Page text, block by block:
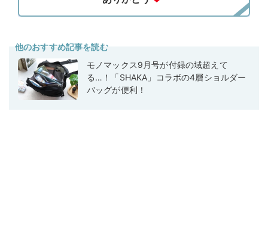
他のおすすめ記事を読む
モノマックス9月号が付録の域超えて
る…！「SHAKA」コラボの4層ショルダー
バッグが便利！